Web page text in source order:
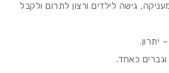
גישה לילדים ורצון לתרום ולקבל
יתרון.
כאחד.